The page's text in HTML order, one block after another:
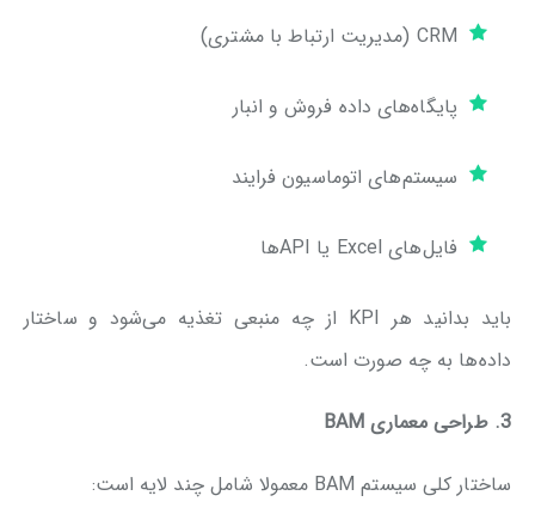
CRM (مدیریت ارتباط با مشتری)
پایگاه‌های داده فروش و انبار
سیستم‌های اتوماسیون فرایند
فایل‌های Excel یا APIها
باید بدانید هر KPI از چه منبعی تغذیه می‌شود و ساختار
داده‌ها به چه صورت است.
3. طراحی معماری BAM
ساختار کلی سیستم BAM معمولا شامل چند لایه است: